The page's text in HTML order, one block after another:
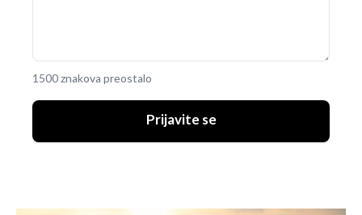
1500 znakova preostalo
Prijavite se